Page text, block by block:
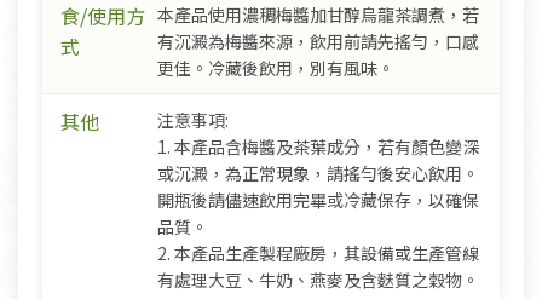
食/使用方
式
本產品使用濃稠梅醬加甘醇烏龍茶調煮，若
有沉澱為梅醬來源，飲用前請先搖勻，口感
更佳。冷藏後飲用，別有風味。
其他
注意事項:
1. 本產品含梅醬及茶葉成分，若有顏色變深
或沉澱，為正常現象，請搖勻後安心飲用。
開瓶後請儘速飲用完畢或冷藏保存，以確保
品質。
2. 本產品生產製程廠房，其設備或生產管線
有處理大豆、牛奶、燕麥及含麩質之穀物。